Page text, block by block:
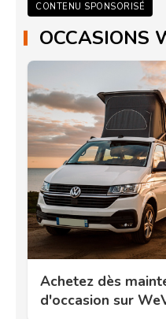
CONTENU SPONSORISÉ
OCCASIONS
Achetez dès
d'occasion sur